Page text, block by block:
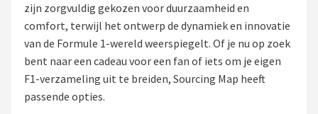
Shop
Sparco
Red Bull Racing
zijn zorgvuldig gekozen voor duurzaamheid en
comfort, terwijl het ontwerp de dynamiek en innovatie
van de Formule 1-wereld weerspiegelt. Of je nu op zoek
bent naar een cadeau voor een fan of iets om je eigen
F1-verzameling uit te breiden, Sourcing Map heeft
passende opties.